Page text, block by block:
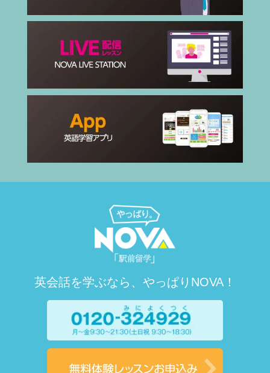
英会話を学ぶなら、やっぱりNOVA！